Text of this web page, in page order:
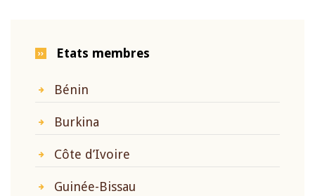
Etats membres
Bénin
Burkina
Côte d’Ivoire
Guinée-Bissau